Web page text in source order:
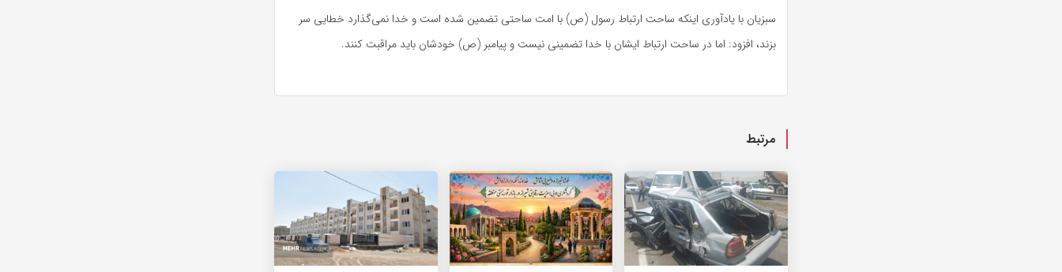
سبزیان با یادآوری اینکه ساحت ارتباط رسول (ص) با امت ساحتی تضمین شده است و خدا نمی‌گذارد خطایی سر
بزند، افزود: اما در ساحت ارتباط ایشان با خدا تضمینی نیست و پیامبر (ص) خودشان باید مراقبت کنند.
مرتبط